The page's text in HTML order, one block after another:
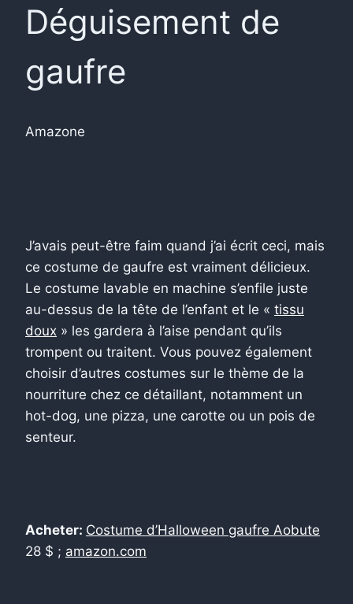
Déguisement de
gaufre
Amazone
J’avais peut-être faim quand j’ai écrit ceci, mais
ce costume de gaufre est vraiment délicieux.
Le costume lavable en machine s’enfile juste
au-dessus de la tête de l’enfant et le « tissu
doux » les gardera à l’aise pendant qu’ils
trompent ou traitent. Vous pouvez également
choisir d’autres costumes sur le thème de la
nourriture chez ce détaillant, notamment un
hot-dog, une pizza, une carotte ou un pois de
senteur.
Acheter: Costume d’Halloween gaufre Aobute
28 $ ; amazon.com